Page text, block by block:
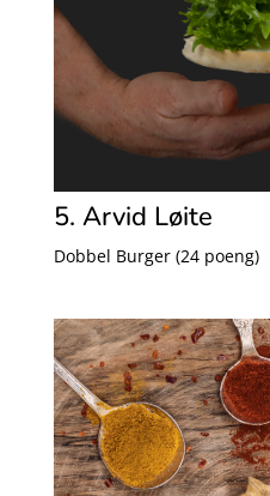
5. Arvid Løite
Dobbel Burger (24 poeng)